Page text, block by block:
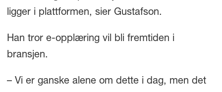
ligger i plattformen, sier Gustafson.
Han tror e-opplæring vil bli fremtiden i
bransjen.
– Vi er ganske alene om dette i dag, men det